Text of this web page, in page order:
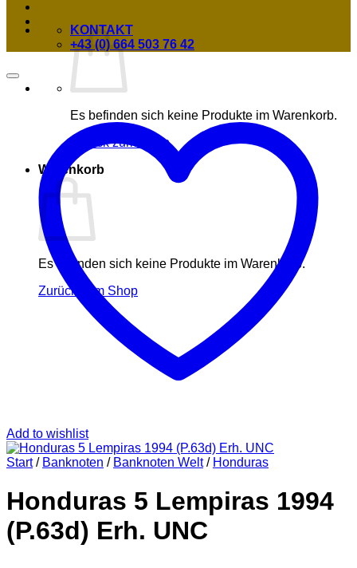
Es befinden sich keine Produkte im Warenkorb.
Zurück zum Shop
Warenkorb
Es befinden sich keine Produkte im Warenkorb.
Zurück zum Shop
KONTAKT
+43 (0) 664 503 76 42
Add to wishlist
Start / Banknoten / Banknoten Welt / Honduras
Honduras 5 Lempiras 1994
(P.63d) Erh. UNC